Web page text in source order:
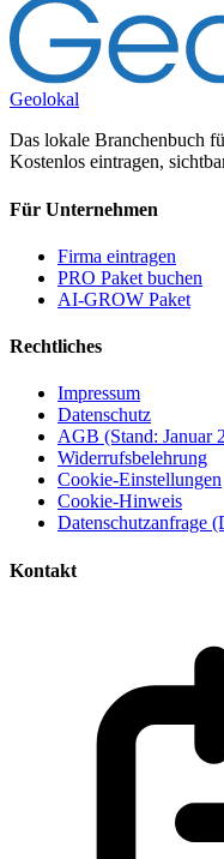
Geolokal
Das lokale Branchenbuch
Kostenlos eintragen,
Für Unternehmen
Firma eintragen
PRO Paket buchen
AI-GROW Paket
Rechtliches
Impressum
Datenschutz
AGB (Stand: Januar
Widerrufsbelehrung
Cookie-Einstellungen
Cookie-Hinweis
Datenschutzanfrage
Kontakt